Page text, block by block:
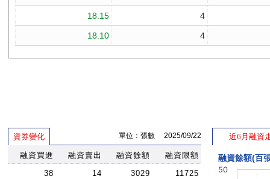
資券變化 單位：張數 2025/09/22
融資買進 融資賣出 融資餘額
融資限額
38
14 3029
11725
近6月融資
融資餘額(百
50